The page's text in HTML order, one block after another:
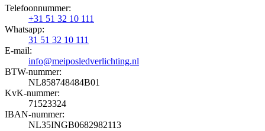
Telefoonnummer:
+31 51 32 10 111
Whatsapp:
31 51 32 10 111
E-mail:
info@meiposledverlichting.nl
BTW-nummer:
NL858748484B01
KvK-nummer:
71523324
IBAN-nummer:
NL35INGB0682982113